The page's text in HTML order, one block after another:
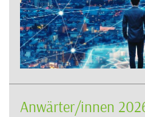
Anwärter/innen